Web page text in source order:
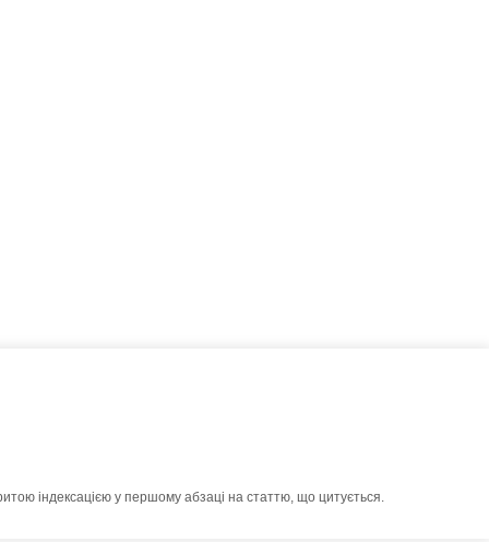
індексацією у першому абзаці на статтю, що цитується.